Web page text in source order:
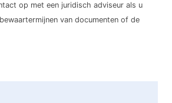
op met een juridisch adviseur als u
van documenten of de